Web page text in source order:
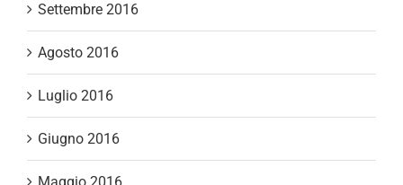
Settembre 2016
Agosto 2016
Luglio 2016
Giugno 2016